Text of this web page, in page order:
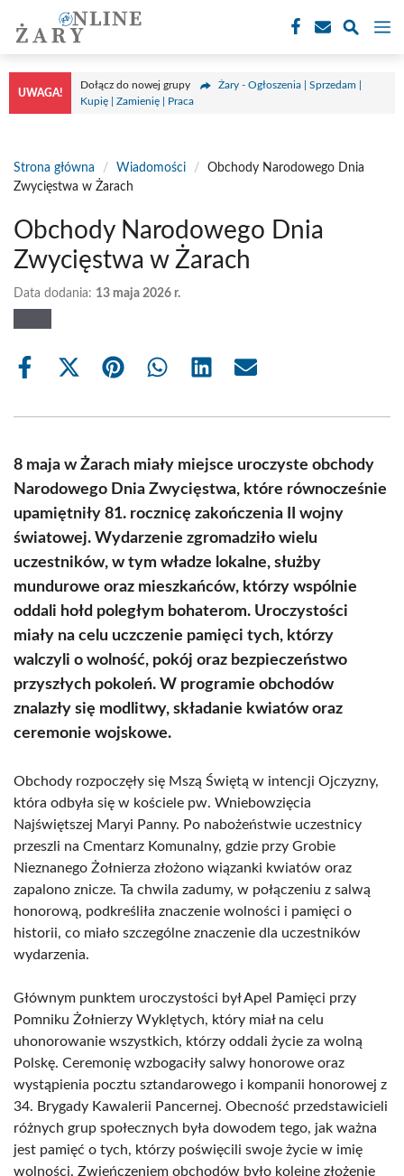
treści
UWAGA!
Dołącz do nowej grupy
Żary - Ogłoszenia | Sprzedam |
Kupię | Zamienię | Praca
Strona główna / Wiadomości /
Obchody Narodowego Dnia
Zwycięstwa w Żarach
Obchody Narodowego Dnia
Zwycięstwa w Żarach
Data dodania: 13 maja 2026 r.
Share
Share
(Twitter)
Share Share Share Share
8 maja w Żarach miały miejsce uroczyste obchody
Narodowego Dnia Zwycięstwa, które równocześnie
upamiętniły 81. rocznicę zakończenia II wojny
światowej. Wydarzenie zgromadziło wielu
uczestników, w tym władze lokalne, służby
mundurowe oraz mieszkańców, którzy wspólnie
oddali hołd poległym bohaterom. Uroczystości
miały na celu uczczenie pamięci tych, którzy
walczyli o wolność, pokój oraz bezpieczeństwo
przyszłych pokoleń. W programie obchodów
znalazły się modlitwy, składanie kwiatów oraz
ceremonie wojskowe.
Obchody rozpoczęły się Mszą Świętą w intencji Ojczyzny,
która odbyła się w kościele pw. Wniebowzięcia
Najświętszej Maryi Panny. Po nabożeństwie uczestnicy
przeszli na Cmentarz Komunalny, gdzie przy Grobie
Nieznanego Żołnierza złożono wiązanki kwiatów oraz
zapalono znicze. Ta chwila zadumy, w połączeniu z salwą
honorową, podkreśliła znaczenie wolności i pamięci o
historii, co miało szczególne znaczenie dla uczestników
wydarzenia.
Głównym punktem uroczystości był Apel Pamięci przy
Pomniku Żołnierzy Wyklętych, który miał na celu
uhonorowanie wszystkich, którzy oddali życie za wolną
Polskę. Ceremonię wzbogaciły salwy honorowe oraz
wystąpienia pocztu sztandarowego i kompanii honorowej z
34. Brygady Kawalerii Pancernej. Obecność przedstawicieli
różnych grup społecznych była dowodem tego, jak ważna
jest pamięć o tych, którzy poświęcili swoje życie w imię
wolności. Zwieńczeniem obchodów było kolejne złożenie